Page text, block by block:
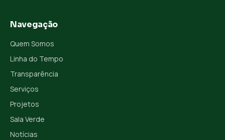
Navegação
Quem Somos
Linha do Tempo
Transparência
Serviços
Projetos
Sala Verde
Notícias